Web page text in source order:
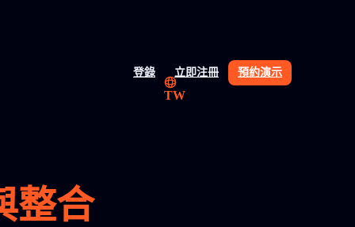
登錄 立即注冊 預約演示
TW
整合